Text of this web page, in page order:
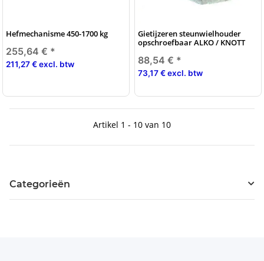
Hefmechanisme 450-1700 kg
255,64 € *
211,27 € excl. btw
Gietijzeren steunwielhouder
opschroefbaar ALKO / KNOTT
88,54 € *
73,17 € excl. btw
Artikel 1 - 10 van 10
Categorieën